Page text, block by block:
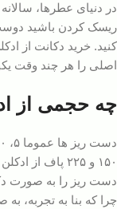
در دنیای عطرها،
ریسک کردن باشید
کنید. خرید دکانت از
اصلی را هر چند وقت
چه حجمی از
۱۵۰ و ۲۲۵ پاف
چرا که بنا به تجربه،